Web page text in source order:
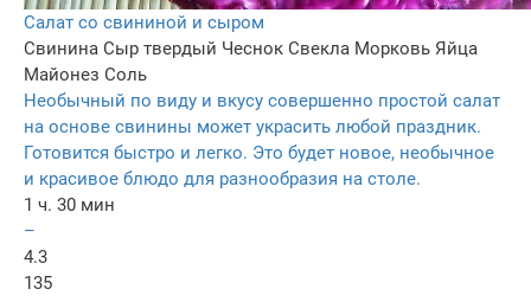
Салат со свининой и сыром
Свинина Сыр твердый Чеснок Свекла Морковь Яйца
Майонез Соль
Необычный по виду и вкусу совершенно простой салат
на основе свинины может украсить любой праздник.
Готовится быстро и легко. Это будет новое, необычное
и красивое блюдо для разнообразия на столе.
1 ч. 30 мин
–
4.3
135